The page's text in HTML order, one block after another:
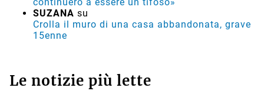
continuerò a essere un tifoso»
SUZANA su
Crolla il muro di una casa abbandonata, grave
15enne
Le notizie più lette